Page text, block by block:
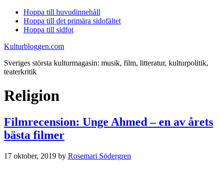
Hoppa till huvudinnehåll
Hoppa till det primära sidofältet
Hoppa till sidfot
Kulturbloggen.com
Sveriges största kulturmagasin: musik, film, litteratur, kulturpolitik,
teaterkritik
Religion
Filmrecension: Unge Ahmed – en av årets
bästa filmer
17 oktober, 2019 by Rosemari Södergren